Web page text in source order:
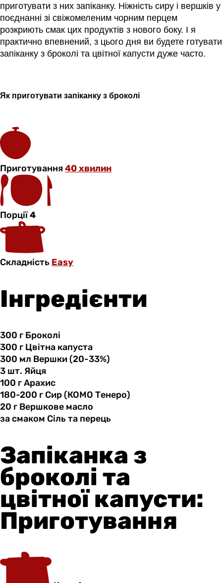
приготувати з них запіканку. Ніжність сиру і вершків у
поєднанні зі свіжомеленим чорним перцем
розкриють смак цих продуктів з нового боку. І я
практично впевнений, з цього дня ви будете готувати
запіканку з броколі та цвітної капусти дуже часто.
Як приготувати запіканку з броколі
Приготування40 хвилин
Порції4
Складність Easy
Інгредієнти
300 г Броколі
300 г Цвітна капуста
300 мл Вершки(20-33%)
3 шт. Яйця
100 гАрахис
180-200 г Сир(КОМО Тенеро)
20 г Вершкове масло
за смаком Сіль та перець
Запіканка з
броколі та
цвітної капусти:
Приготування